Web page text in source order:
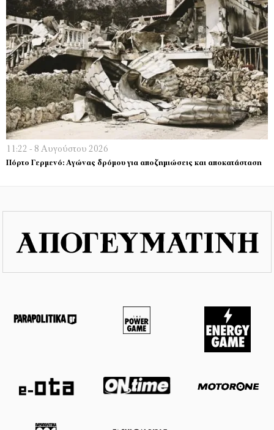
11:22 - 8 Αυγούστου 2026
Πόρτο Γερμενό: Αγώνας δρόμου για αποζημιώσεις και αποκατάσταση